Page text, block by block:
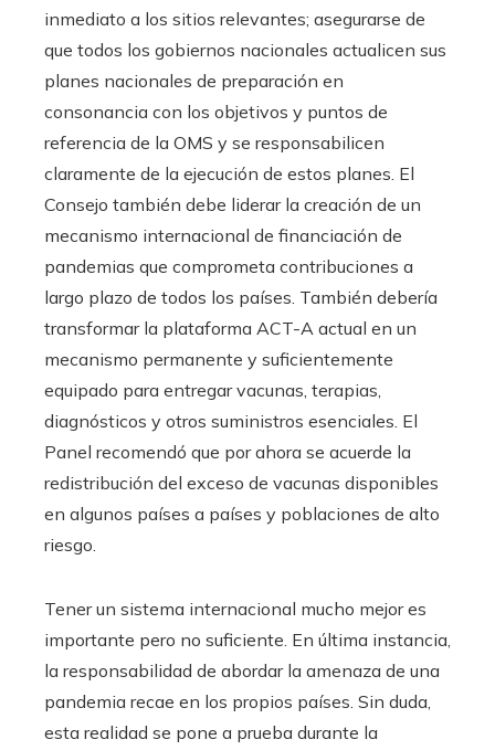
inmediato a los sitios relevantes; asegurarse de
que todos los gobiernos nacionales actualicen sus
planes nacionales de preparación en
consonancia con los objetivos y puntos de
referencia de la OMS y se responsabilicen
claramente de la ejecución de estos planes. El
Consejo también debe liderar la creación de un
mecanismo internacional de financiación de
pandemias que comprometa contribuciones a
largo plazo de todos los países. También debería
transformar la plataforma ACT-A actual en un
mecanismo permanente y suficientemente
equipado para entregar vacunas, terapias,
diagnósticos y otros suministros esenciales. El
Panel recomendó que por ahora se acuerde la
redistribución del exceso de vacunas disponibles
en algunos países a países y poblaciones de alto
riesgo.
Tener un sistema internacional mucho mejor es
importante pero no suficiente. En última instancia,
la responsabilidad de abordar la amenaza de una
pandemia recae en los propios países. Sin duda,
esta realidad se pone a prueba durante la